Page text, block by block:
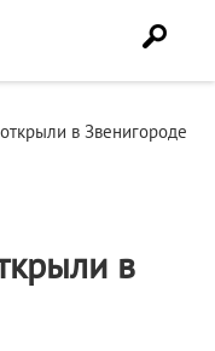
в Звенигороде
в